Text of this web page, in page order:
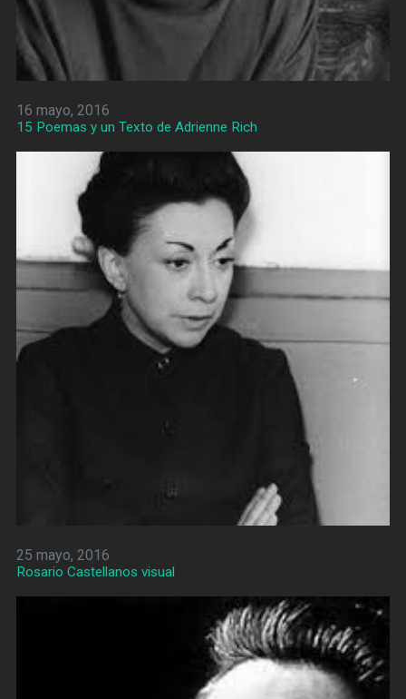
16 mayo, 2016
15 Poemas y un Texto de Adrienne Rich
25 mayo, 2016
Rosario Castellanos visual